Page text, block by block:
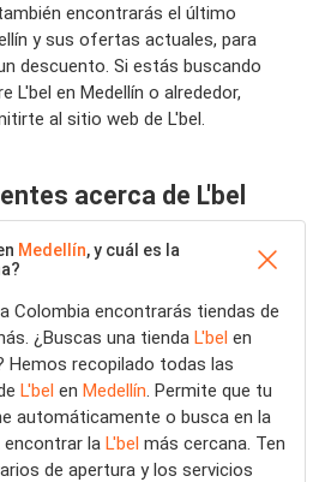
encontrarás el último
y sus ofertas actuales, para
descuento. Si estás buscando
L'bel en Medellín o alrededor,
al sitio web de L'bel.
acerca de L'bel
Medellín, y cuál es la
Colombia encontrarás tiendas de
¿Buscas una tienda L'bel en
Hemos recopilado todas las
L'bel en Medellín. Permite que tu
automáticamente o busca en la
encontrar la L'bel más cercana. Ten
de apertura y los servicios